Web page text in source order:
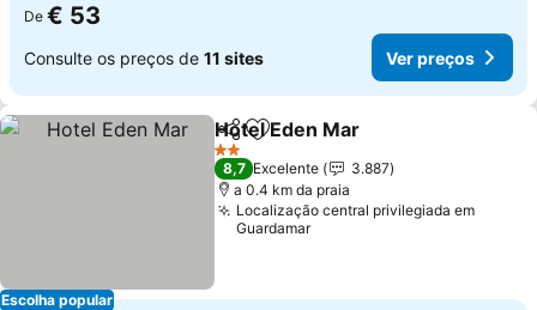
De € 53
Consulte os preços de 11 sites Ver preços
Escolha popular
PartilharAdicionar aos favoritos
Hotel Eden Mar
2 Estrelas
8,7 Excelente
3.887
a 0.4 km da praia
Localização central privilegiada em
Guardamar